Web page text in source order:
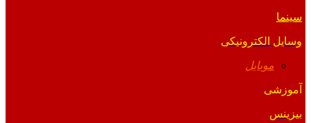
سینما
وسایل الکترونیکی
موبایل
آموزشی
بیزینس